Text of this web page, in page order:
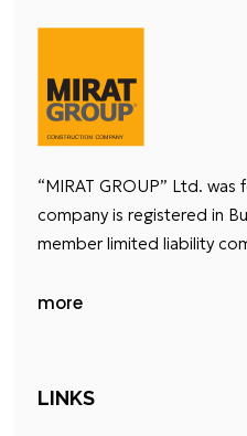
“MIRAT GROUP” Ltd. was
company is registered in
member limited liability
more
LINKS